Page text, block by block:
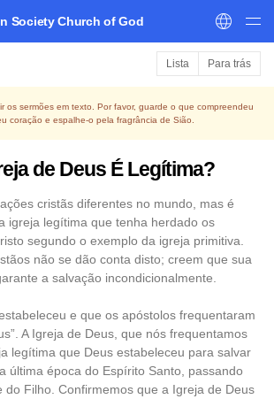
Society Church of God
Lista Para trás
os sermões em texto. Por favor, guarde o que compreendeu
coração e espalhe-o pela fragrância de Sião.
de Deus É Legítima?
cristãs diferentes no mundo, mas é
igreja legítima que tenha herdado os
segundo o exemplo da igreja primitiva.
não se dão conta disto; creem que sua
a salvação incondicionalmente.
e que os apóstolos frequentaram
A Igreja de Deus, que nós frequentamos
legítima que Deus estabeleceu para salvar
última época do Espírito Santo, passando
do Filho. Confirmemos que a Igreja de Deus